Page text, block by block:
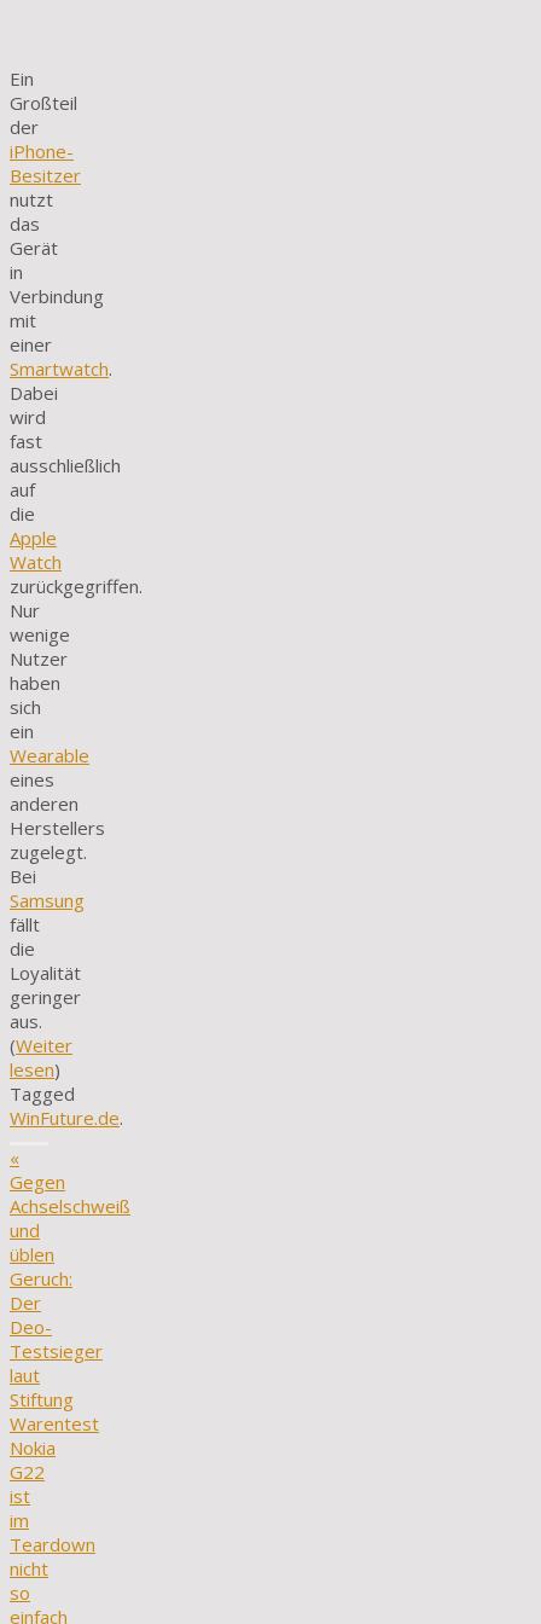
Ein
Großteil
der
iPhone-
Besitzer
nutzt
das
Gerät
in
Verbindung
mit
einer
Smartwatch.
Dabei
wird
fast
ausschließlich
auf
die
Apple
Watch
zurückgegriffen.
Nur
wenige
Nutzer
haben
sich
ein
Wearable
eines
anderen
Herstellers
zugelegt.
Bei
Samsung
fällt
die
Loyalität
geringer
aus.
(Weiter
lesen)
Tagged
WinFuture.de.
«
Gegen
Achselschweiß
und
üblen
Geruch:
Der
Deo-
Testsieger
laut
Stiftung
Warentest
Nokia
G22
ist
im
Teardown
nicht
so
einfach